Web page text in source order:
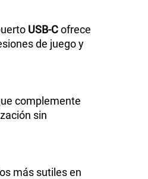
USB-Cofrece
de juego y
complemente
sin
más sutiles en